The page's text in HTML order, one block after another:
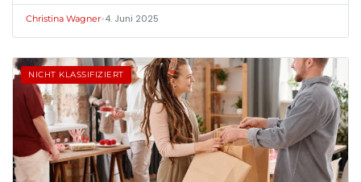
Christina Wagner•4. Juni 2025
NICHT KLASSIFIZIERT